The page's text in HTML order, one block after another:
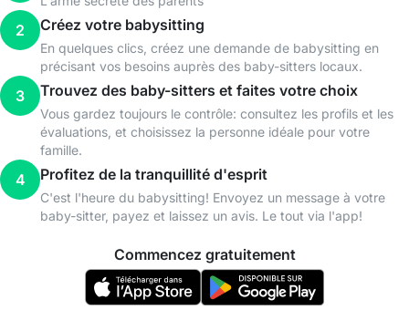
2 Créez votre babysitting
En quelques clics, créez une demande de babysitting en
précisant vos besoins auprès des baby-sitters locaux.
3 Trouvez des baby-sitters et faites votre choix
Vous gardez toujours le contrôle: consultez les profils et les
évaluations, et choisissez la personne idéale pour votre
famille.
4 Profitez de la tranquillité d'esprit
C'est l'heure du babysitting! Envoyez un message à votre
baby-sitter, payez et laissez un avis. Le tout via l'app!
Commencez gratuitement